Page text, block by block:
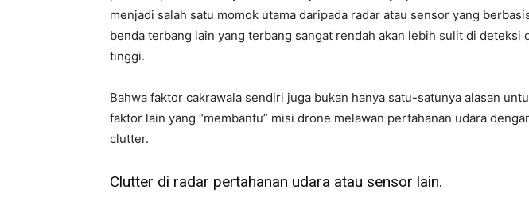
menjadi salah satu momok utama daripada radar atau sensor yang
benda terbang lain yang terbang sangat rendah akan lebih sulit di deteksi
tinggi.
Bahwa faktor cakrawala sendiri juga bukan hanya satu-satunya alasan
faktor lain yang “membantu” misi drone melawan pertahanan udara
clutter.
Clutter di radar pertahanan udara atau sensor lain.